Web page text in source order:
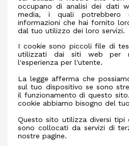
occupano di analisi dei dati
media, i quali potrebbero
informazioni che hai fornito
dal tuo utilizzo dei loro servizi.
I cookie sono piccoli file di
utilizzati dai siti web per
l'esperienza per l'utente.
La legge afferma che
sul tuo dispositivo se sono
il funzionamento di questo
cookie abbiamo bisogno del
Questo sito utilizza diversi tipi
sono collocati da servizi di
nostre pagine.